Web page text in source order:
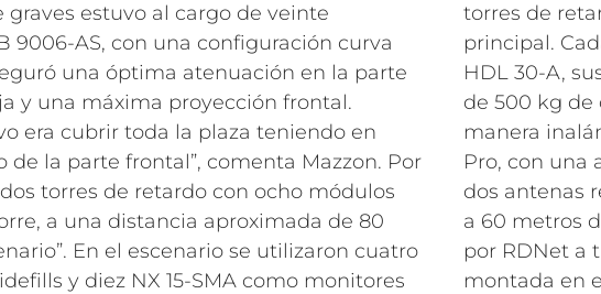
graves estuvo al cargo de veinte
9006-AS, con una configuración curva
una óptima atenuación en la parte
y una máxima proyección frontal.
era cubrir toda la plaza teniendo en
de la parte frontal”, comenta Mazzon. Por
torres de retardo con ocho módulos
a una distancia aproximada de 80
En el escenario se utilizaron cuatro
y diez NX 15-SMA como monitores
torres de
principal.
HDL 30-A,
de 500 kg de
manera
Pro, con una
dos antenas
a 60 metros
por RDNet a
montada en